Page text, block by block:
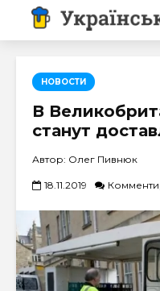
НОВОСТИ
В
станут
Автор: Олег Пивнюк
18.11.2019